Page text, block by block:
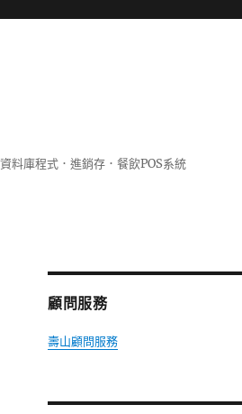
庫程式．進銷存．餐飲POS系統
顧問服務
壽山顧問服務